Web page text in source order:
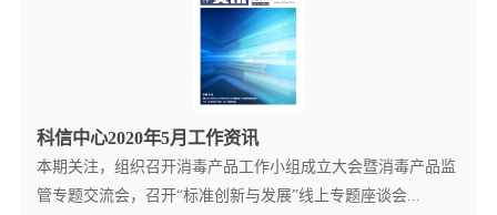
科信中心2020年5月工作资讯
本期关注，组织召开消毒产品工作小组成立大会暨消毒产品监
管专题交流会，召开“标准创新与发展”线上专题座谈会...